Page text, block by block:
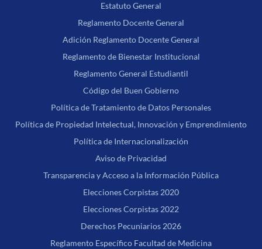
Estatuto General
Reglamento Docente General
Adición Reglamento Docente General
Reglamento de Bienestar Institucional
Reglamento General Estudiantil
Código del Buen Gobierno
Política de Tratamiento de Datos Personales
Política de Propiedad Intelectual, Innovación y Emprendimiento
Política de Internacionalización
Aviso de Privacidad
Transparencia y Acceso a la Información Pública
Elecciones Corpistas 2020
Elecciones Corpistas 2022
Derechos Pecuniarios 2026
Reglamento Específico Facultad de Medicina